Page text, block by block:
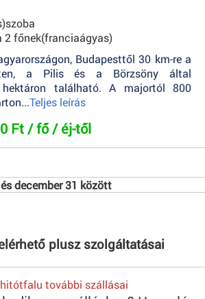
2 főnek(franciaágyas)
Budapesttől 30 km-re a
a Pilis és a Börzsöny által
található. A majortól 800
Teljes leírás
Ft / fő / éj-től
december 31 között
plusz szolgáltatásai
további szállásai